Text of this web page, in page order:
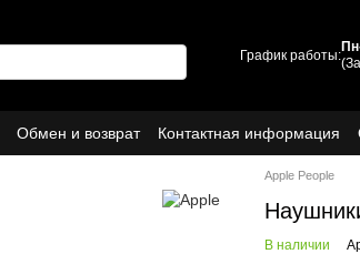
График работы:
Обмен и возврат Контактная информация
О нас
Apple People
В наличии